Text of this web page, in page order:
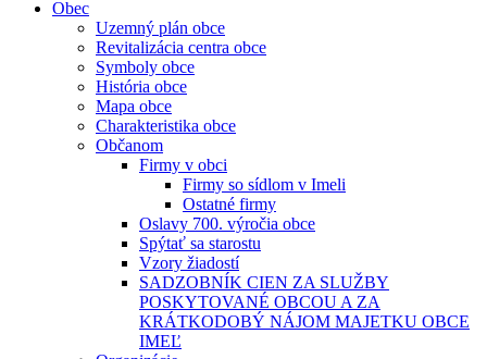
Obec
Uzemný plán obce
Revitalizácia centra obce
Symboly obce
História obce
Mapa obce
Charakteristika obce
Občanom
Firmy v obci
Firmy so sídlom v Imeli
Ostatné firmy
Oslavy 700. výročia obce
Spýtať sa starostu
Vzory žiadostí
SADZOBNÍK CIEN ZA SLUŽBY
POSKYTOVANÉ OBCOU A ZA
KRÁTKODOBÝ NÁJOM MAJETKU OBCE
IMEĽ